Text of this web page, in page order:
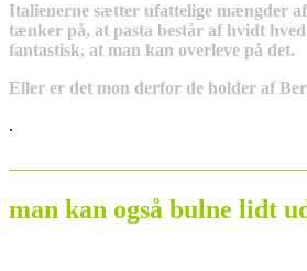
Italienerne sætter ufattelige mængder
tænker på, at pasta består af hvidt
fantastisk, at man kan overleve på det.
Eller er det mon derfor de holder af
.
man kan også bulne lidt